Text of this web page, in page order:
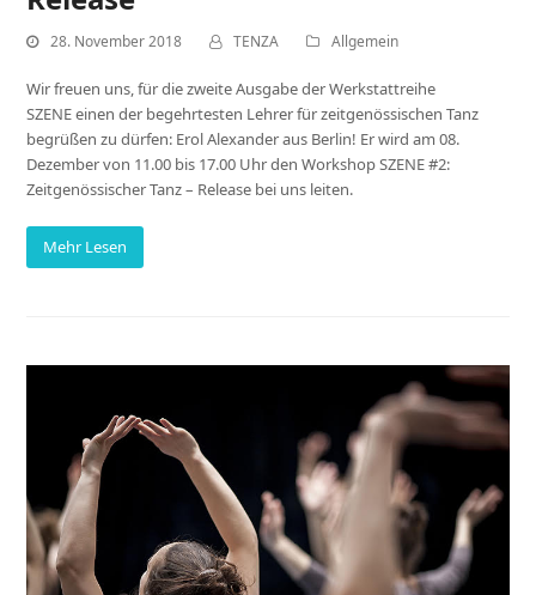
28. November 2018 TENZA Allgemein
Wir freuen uns, für die zweite Ausgabe der Werkstattreihe
SZENE einen der begehrtesten Lehrer für zeitgenössischen Tanz
begrüßen zu dürfen: Erol Alexander aus Berlin! Er wird am 08.
Dezember von 11.00 bis 17.00 Uhr den Workshop SZENE #2:
Zeitgenössischer Tanz – Release bei uns leiten.
Mehr Lesen